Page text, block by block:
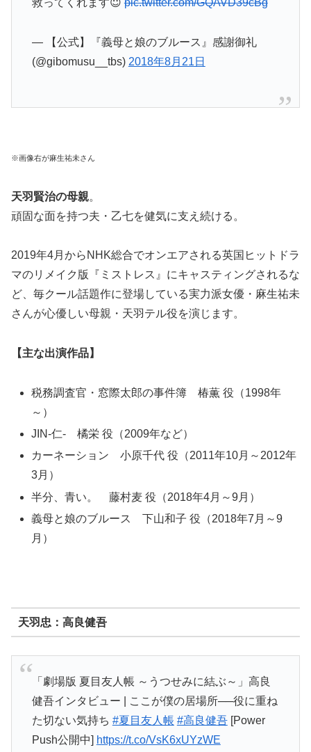
救ってくれます😇pic.twitter.com/GQAVD39cBg
— 【公式】『義母と娘のブルース』感謝御礼
(@gibomusu__tbs) 2018年8月21日
※画像右が麻生祐未さん
天羽賢治の母親。
頑固な面を持つ夫・乙七を健気に支え続ける。
2019年4月からNHK総合でオンエアされる英国ヒットドラ
マのリメイク版『ミストレス』にキャスティングされるな
ど、毎クール話題作に登場している実力派女優・麻生祐未
さんが心優しい母親・天羽テル役を演じます。
【主な出演作品】
税務調査官・窓際太郎の事件簿 椿薫 役（1998年
～）
JIN-仁- 橘栄 役（2009年など）
カーネーション 小原千代 役（2011年10月～2012年
3月）
半分、青い。 藤村麦 役（2018年4月～9月）
義母と娘のブルース 下山和子 役（2018年7月～9
月）
天羽忠：高良健吾
「劇場版 夏目友人帳 ～うつせみに結ぶ～」高良
健吾インタビュー | ここが僕の居場所──役に重ね
た切ない気持ち #夏目友人帳 #高良健吾[Power
Push公開中] https://t.co/VsK6xUYzWE